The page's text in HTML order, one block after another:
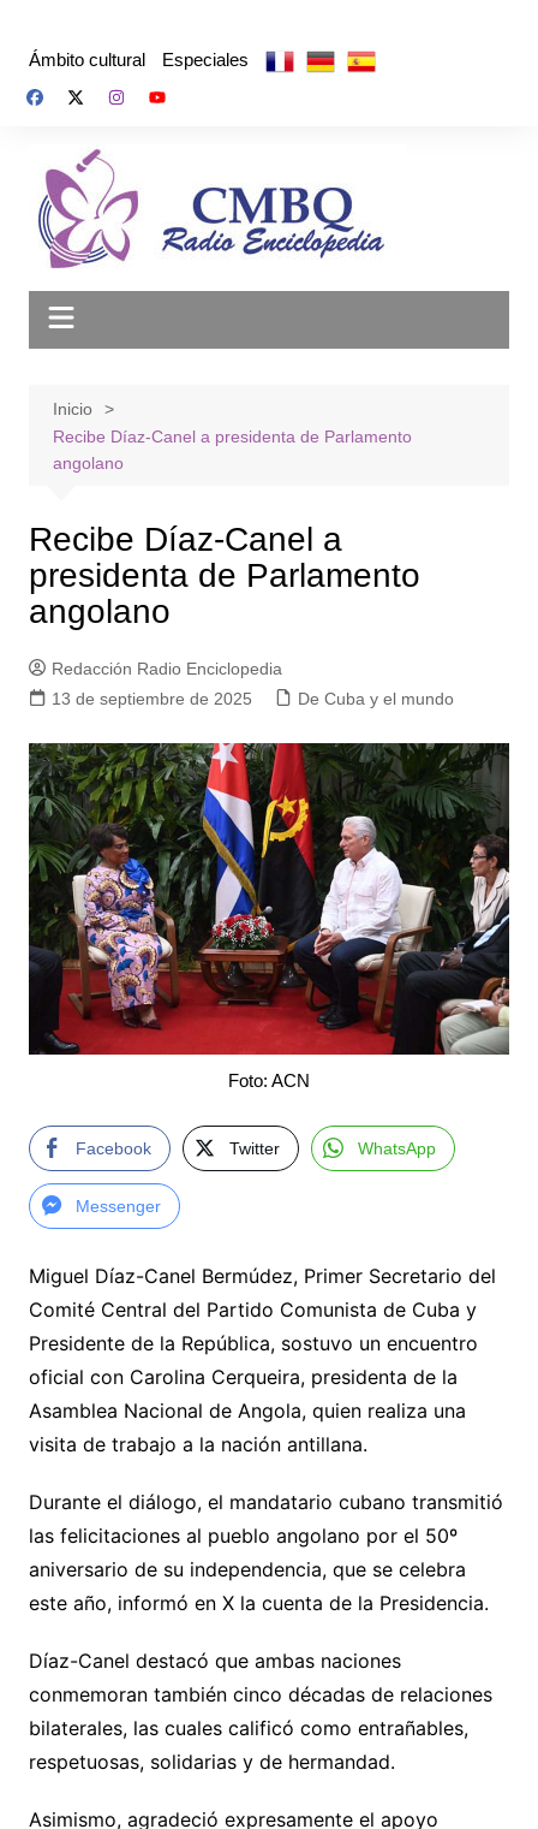
Ámbito cultural Especiales
Inicio
Recibe Díaz-Canel a presidenta de Parlamento
angolano
Recibe Díaz-Canel a
presidenta de Parlamento
angolano
Redacción Radio Enciclopedia
13 de septiembre de 2025
De Cuba y el mundo
Foto: ACN
Facebook Twitter WhatsApp
Messenger
Miguel Díaz-Canel Bermúdez, Primer Secretario del
Comité Central del Partido Comunista de Cuba y
Presidente de la República, sostuvo un encuentro
oficial con Carolina Cerqueira, presidenta de la
Asamblea Nacional de Angola, quien realiza una
visita de trabajo a la nación antillana.
Durante el diálogo, el mandatario cubano transmitió
las felicitaciones al pueblo angolano por el 50º
aniversario de su independencia, que se celebra
este año, informó en X la cuenta de la Presidencia.
Díaz-Canel destacó que ambas naciones
conmemoran también cinco décadas de relaciones
bilaterales, las cuales calificó como entrañables,
respetuosas, solidarias y de hermandad.
Asimismo, agradeció expresamente el apoyo